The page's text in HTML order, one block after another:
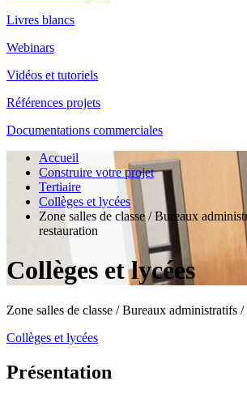
Livres blancs
Webinars
Vidéos et tutoriels
Références projets
Documentations commerciales
Accueil
Construire votre projet
Tertiaire
Collèges et lycées
Zone salles de classe / Bureaux
restauration
Collèges et lycées
Zone salles de classe / Bureaux administratifs
Collèges et lycées
Présentation